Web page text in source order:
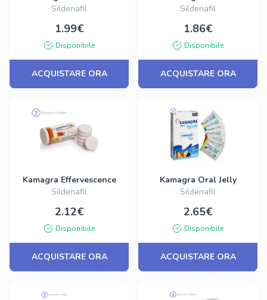
Sildenafil
1.99€
Disponibile
ACQUISTARE ORA
Sildenafil
1.86€
Disponibile
ACQUISTARE ORA
Kamagra Effervescence
Sildenafil
2.12€
Disponibile
ACQUISTARE ORA
Kamagra Oral Jelly
Sildenafil
2.65€
Disponibile
ACQUISTARE ORA